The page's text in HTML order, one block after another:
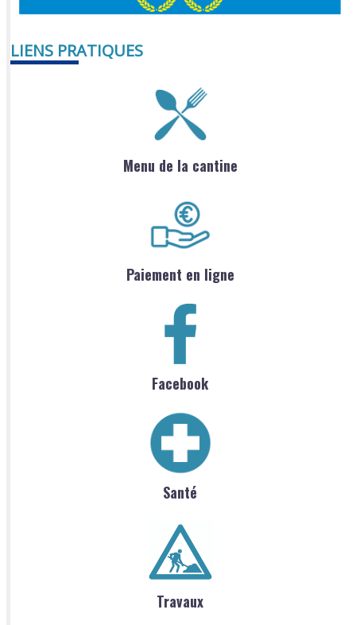
LIENS PRATIQUES
Menu de la cantine
Paiement en ligne
Facebook
Santé
Travaux